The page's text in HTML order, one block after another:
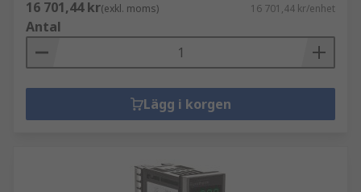
16 701,44 kr(exkl. moms) 16 701,44 kr/enhet
Antal
Lägg i korgen